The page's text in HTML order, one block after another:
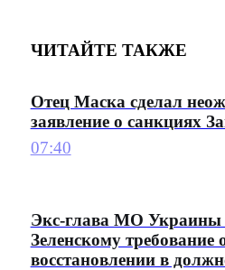
ЧИТАЙТЕ ТАКЖЕ
Отец Маска сделал
заявление о санкциях
07:40
Экс-глава МО Украины
Зеленскому требование
восстановлении в